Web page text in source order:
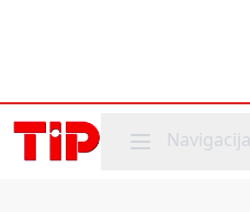
Mobile menu
Navigacija